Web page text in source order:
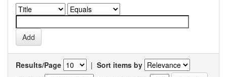
Results/Page | Sort items by